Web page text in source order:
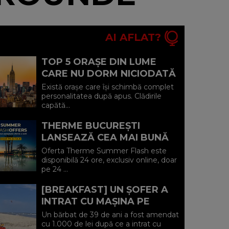
AI AFLAT?
TOP 5 ORAȘE DIN LUME
CARE NU DORM NICIODATĂ
ȘI POVEȘTILE DIN SPATELE
CELOR MAI CELEBRE
BULEVARDE DE ...
Există orașe care își schimbă complet
personalitatea după apus. Clădirile
capătă...
THERME BUCUREȘTI
LANSEAZĂ CEA MAI BUNĂ
OFERTĂ A VERII: MINUS 20%
LA VOUCHERE, DOAR PE 24
IULIE (P)...
Oferta Therme Summer Flash este
disponibilă 24 ore, exclusiv online, doar
pe 24 ...
[BREAKFAST] UN ȘOFER A
INTRAT CU MAȘINA PE
PLAJA DIN VADU ȘI A FOST
AMENDAT.
Un bărbat de 39 de ani a fost amendat
cu 1.000 de lei după ce a intrat cu